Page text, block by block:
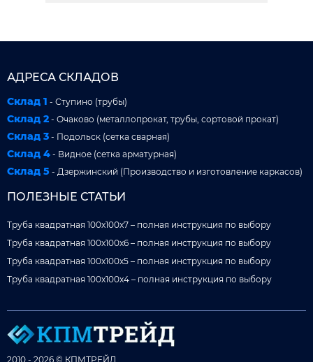
АДРЕСА СКЛАДОВ
Склад 1 - Ступино (трубы)
Склад 2 - Очаково (металлопрокат, трубы, сортовой прокат)
Склад 3 - Подольск (сетка сварная)
Склад 4 - Видное (сетка арматурная)
Склад 5 - Дзержинский (Производство и изготовление каркасов)
ПОЛЕЗНЫЕ СТАТЬИ
Труба квадратная 100x100x7 – полная инструкция по выбору
Труба квадратная 100x100x6 – полная инструкция по выбору
Труба квадратная 100x100x5 – полная инструкция по выбору
Труба квадратная 100x100x4 – полная инструкция по выбору
2010 - 2026 © КПМТРЕЙД